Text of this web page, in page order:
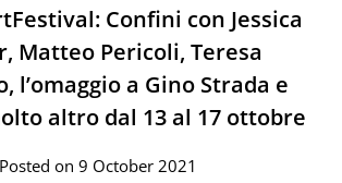
Confini con Jessica
Matteo Pericoli, Teresa
l’omaggio a Gino Strada e
altro dal 13 al 17 ottobre
Posted on 9 October 2021